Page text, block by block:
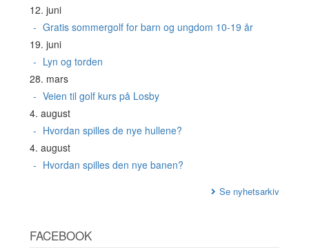
12. juni
Gratis sommergolf for barn og ungdom 10-19 år
19. juni
Lyn og torden
28. mars
Veien til golf kurs på Losby
4. august
Hvordan spilles de nye hullene?
4. august
Hvordan spilles den nye banen?
Se nyhetsarkiv
FACEBOOK